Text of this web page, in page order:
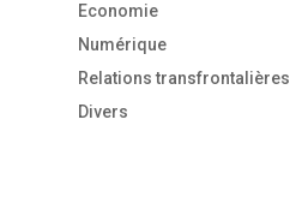
Economie
Numérique
Relations transfrontalières
Divers